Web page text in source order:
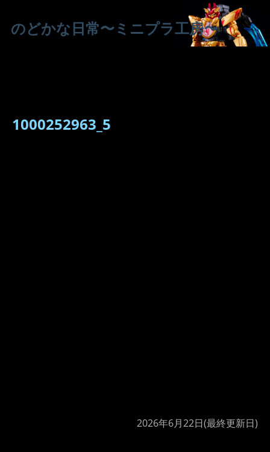
のどかな日常〜ミニプラ工房〜
1000252963_5
2026年6月22日(最終更新日)